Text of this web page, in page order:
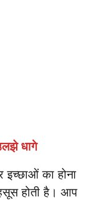
धागे
का होना
होती है। आप